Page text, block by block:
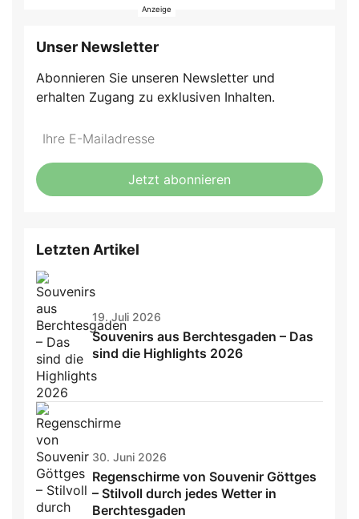
Unser Newsletter
Abonnieren Sie unseren Newsletter und
erhalten Zugang zu exklusiven Inhalten.
Do
fill
this
*Ihre
Mailadresse:
Jetzt abonnieren
Letzten Artikel
19. Juli 2026
Souvenirs aus Berchtesgaden – Das
sind die Highlights 2026
30. Juni 2026
Regenschirme von Souvenir Göttges
– Stilvoll durch jedes Wetter in
Berchtesgaden